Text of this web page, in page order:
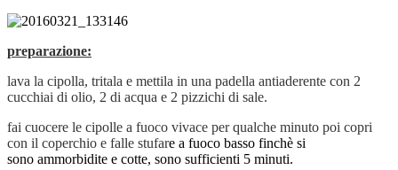
preparazione:
lava la cipolla, tritala e mettila in una padella antiaderente con 2
cucchiai di olio, 2 di acqua e 2 pizzichi di sale.
fai cuocere le cipolle a fuoco vivace per qualche minuto poi copri
con il coperchio e falle stufare a fuoco basso finchè si
sono ammorbidite e cotte, sono sufficienti 5 minuti.